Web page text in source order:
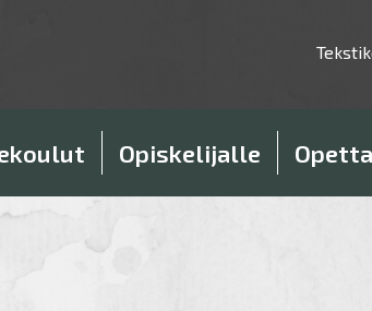
pääsisältöön
Pienennä
Opiskelijalle